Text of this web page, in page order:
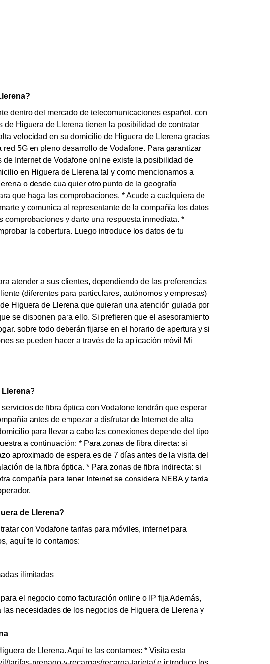
dentro del mercado de telecomunicaciones español, con
Higuera de Llerena tienen la posibilidad de contratar
velocidad en su domicilio de Higuera de Llerena gracias
5G en pleno desarrollo de Vodafone. Para garantizar
Internet de Vodafone online existe la posibilidad de
en Higuera de Llerena tal y como mencionamos a
o desde cualquier otro punto de la geografía
que haga las comprobaciones. * Acude a cualquiera de
y comunica al representante de la compañía los datos
y darte una respuesta inmediata. *
la cobertura. Luego introduce los datos de tu
atender a sus clientes, dependiendo de las preferencias
(diferentes para particulares, autónomos y empresas)
Higuera de Llerena que quieran una atención guiada por
se disponen para ello. Si prefieren que el asesoramiento
sobre todo deberán fijarse en el horario de apertura y si
se pueden hacer a través de la aplicación móvil Mi
Llerena?
de fibra óptica con Vodafone tendrán que esperar
antes de empezar a disfrutar de Internet de alta
para llevar a cabo las conexiones depende del tipo
a continuación: * Para zonas de fibra directa: si
aproximado de espera es de 7 días antes de la visita del
de la fibra óptica. * Para zonas de fibra indirecta: si
compañía para tener Internet se considera NEBA y tarda
de Llerena?
con Vodafone tarifas para móviles, internet para
aquí te lo contamos:
ilimitadas
el negocio como facturación online o IP fija Además,
necesidades de los negocios de Higuera de Llerena y
de Llerena. Aquí te las contamos: * Visita esta
tarifas-prepago-y-recargas/recarga-tarjeta/ e introduce los